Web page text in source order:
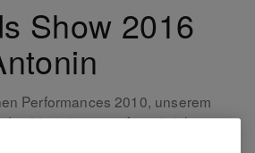
Show 2016
Performances 2010, unserem
2011, ist unser französicher